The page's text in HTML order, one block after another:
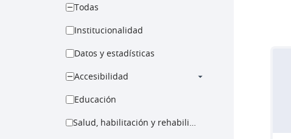
Todas
Institucionalidad
Datos y estadísticas
Accesibilidad
Educación
Salud, habilitación y rehabilitación